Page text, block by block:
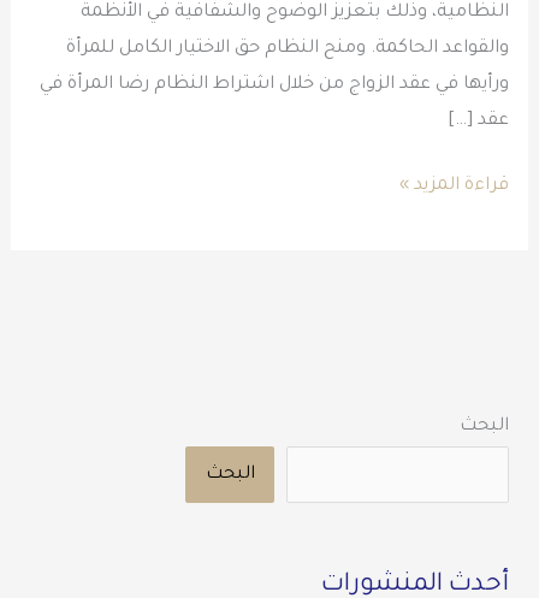
النظامية، وذلك بتعزيز الوضوح والشفافية في الأنظمة
والقواعد الحاكمة. ومنح النظام حق الاختيار الكامل للمرأة
ورأيها في عقد الزواج من خلال اشتراط النظام رضا المرأة في
عقد […]
قراءة المزيد »
البحث
البحث
أحدث المنشورات